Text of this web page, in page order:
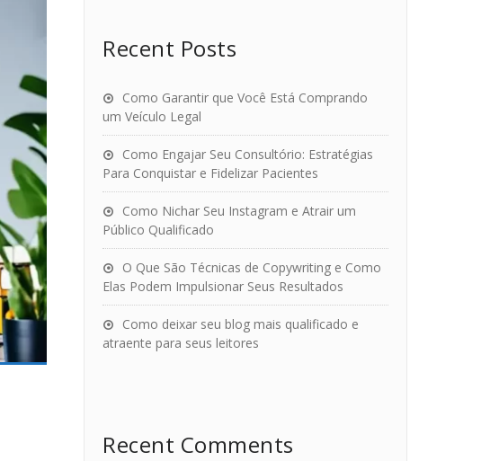
Recent Posts
Como Garantir que Você Está Comprando
um Veículo Legal
Como Engajar Seu Consultório: Estratégias
Para Conquistar e Fidelizar Pacientes
Como Nichar Seu Instagram e Atrair um
Público Qualificado
O Que São Técnicas de Copywriting e Como
Elas Podem Impulsionar Seus Resultados
Como deixar seu blog mais qualificado e
atraente para seus leitores
Recent Comments